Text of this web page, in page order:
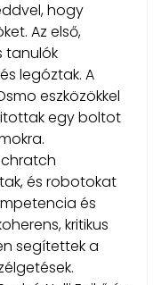
hogy
Az első,
tanulók
legóztak. A
eszközökkel
egy boltot
és robotokat
és
kritikus
segítettek a